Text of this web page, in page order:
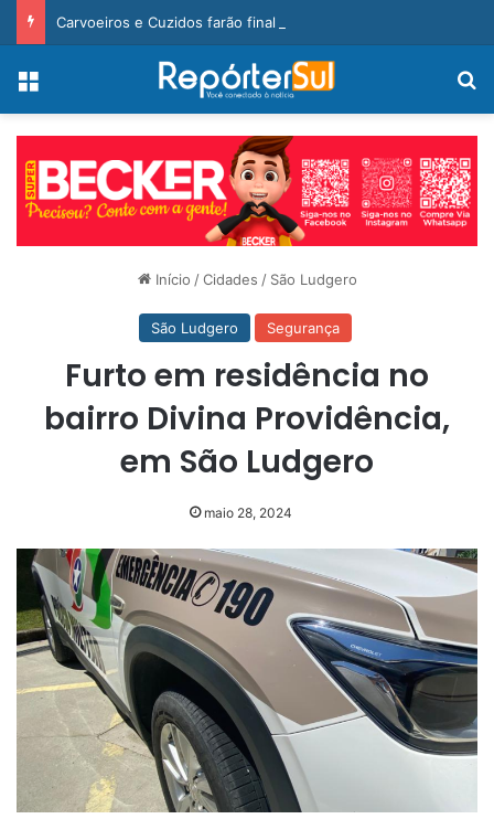
Menu
Início / Cidades / São Ludgero
São Ludgero Segurança
Furto em residência no
bairro Divina Providência,
em São Ludgero
maio 28, 2024